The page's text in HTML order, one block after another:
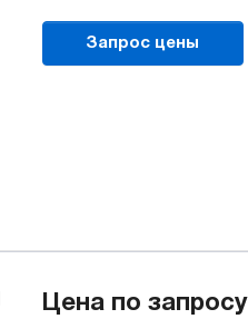
Запрос цены
Цена по запросу